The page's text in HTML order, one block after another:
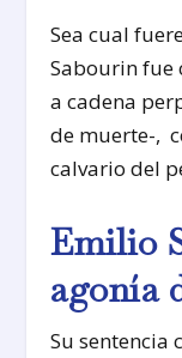
Sea cual
Sabourin fue
a cadena
de muerte-,
calvario del
Emilio
agonía
Su sentencia